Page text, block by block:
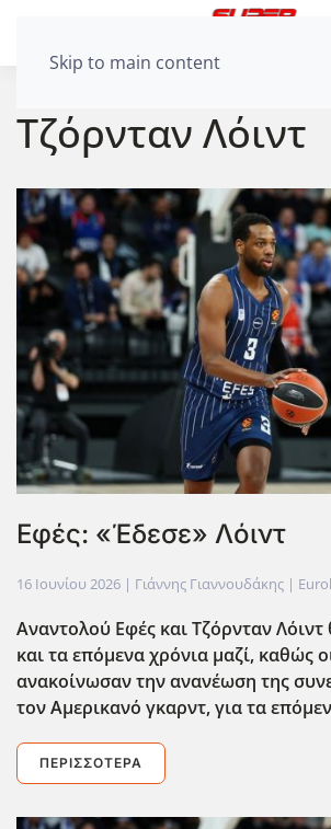
Skip to main content
Τζόρνταν Λόιντ
Εφές: «Έδεσε» Λόιντ
16 Ιουνίου 2026 | Γιάννης Γιαννουδάκης |
Αναντολού Εφές και Τζόρνταν
και τα επόμενα χρόνια μαζί, καθώς
ανακοίνωσαν την ανανέωση της
τον Αμερικανό γκαρντ, για τα
ΠΕΡΙΣΣΌΤΕΡΑ